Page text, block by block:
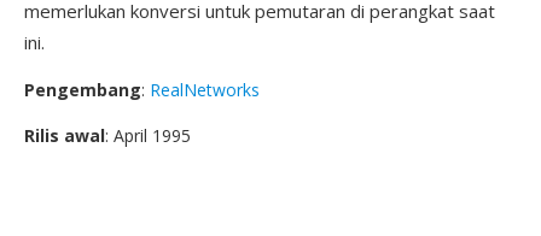
memerlukan konversi untuk pemutaran di perangkat saat
ini.
Pengembang: RealNetworks
Rilis awal: April 1995